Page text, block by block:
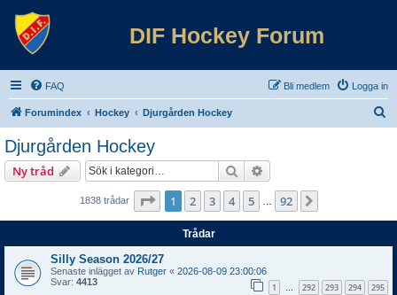
DIF Hockey Forum
FAQ Logga in
Bli medlem
Forumindex Hockey Djurgården Hockey
Djurgården Hockey
Ny tråd Sök
1838 trådar Sida av 92
1 2 3 4 5 92
Trådar
Silly Season 2026/27
Senaste inlägget av Rutger « 2026-08-09 23:00:06
Svar: 4413 1 … 292 293 294 295